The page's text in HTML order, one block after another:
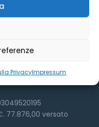
PrivacyImpressum
77.876,00 versato